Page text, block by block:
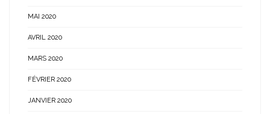
MAI 2020
AVRIL 2020
MARS 2020
FÉVRIER 2020
JANVIER 2020